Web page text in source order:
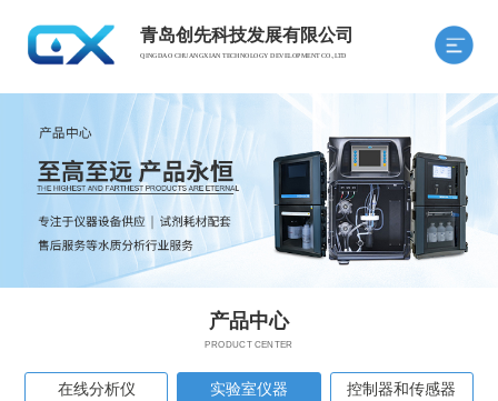
青岛创先科技发展有限公司
QINGDAO CHUANGXIAN TECHNOLOGY DEVELOPMENT CO.,LTD
产品中心
PRODUCT CENTER
在线分析仪 实验室仪器 控制器和传感器